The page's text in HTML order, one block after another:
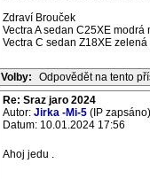
Zdraví Brouček
Vectra A sedan C25XE modrá
Vectra C sedan Z18XE
Volby: Odpovědět na tento
Re: Sraz jaro 2024
Autor: Jirka -Mi-5 (IP zapsáno)
Datum: 10.01.2024 17:56
Ahoj jedu .